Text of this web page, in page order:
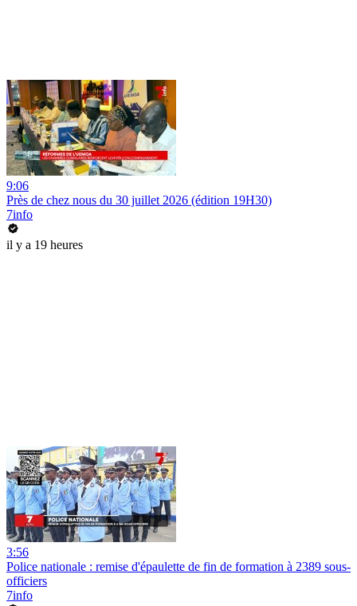
9:06
Près de chez nous du 30 juillet 2026 (édition 19H30)
7info
il y a 19 heures
3:56
Police nationale : remise d'épaulette de fin de formation à 2389 sous-
officiers
7info